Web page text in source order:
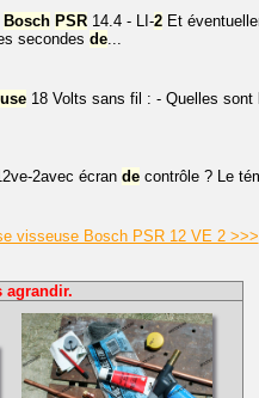
Bosch PSR 14.4 - LI-2 Et
secondes de...
18 Volts sans fil : - Quelles sont
2avec écran de contrôle ? Le
visseuse Bosch PSR 12 VE 2 >>>
agrandir.